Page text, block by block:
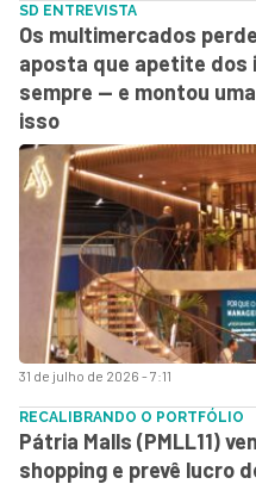
31 de julho de 2026 - 7:11
SD ENTREVISTA
Os multimercados
aposta que apetite dos
sempre — e montou
isso
RECALIBRANDO O PORTFÓLIO
Pátria Malls (PMLL11)
shopping e prevê lucro